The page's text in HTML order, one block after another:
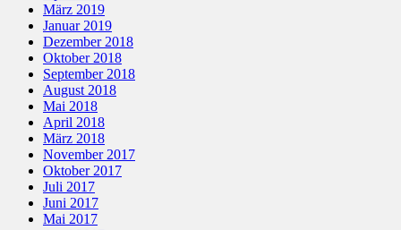
März 2019
Januar 2019
Dezember 2018
Oktober 2018
September 2018
August 2018
Mai 2018
April 2018
März 2018
November 2017
Oktober 2017
Juli 2017
Juni 2017
Mai 2017